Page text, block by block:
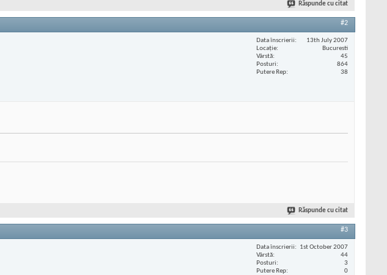
Răspunde cu citat
#2
Data înscrierii
13th July 2007
Locaţie
Bucuresti
Vârstă
45
Posturi
864
Putere Rep
38
Răspunde cu citat
#3
Data înscrierii
1st October 2007
Vârstă
44
Posturi
3
Putere Rep
0